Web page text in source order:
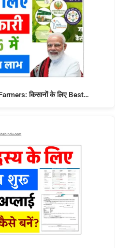
किसानों के लिए Best…